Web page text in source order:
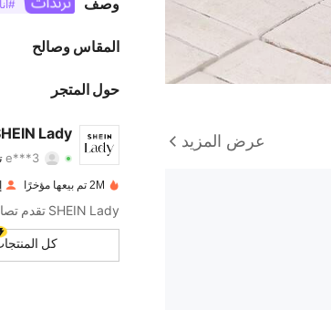
عرض المزيد
وصف
المقاس وصالح
حول المتجر
Lady
4.88 تقييم
4.88
2M تم بيعها مؤخرًا
SHEIN Lady تقدم تصاميم أنيقة للمرأة بجاذبية عصرية.
كل